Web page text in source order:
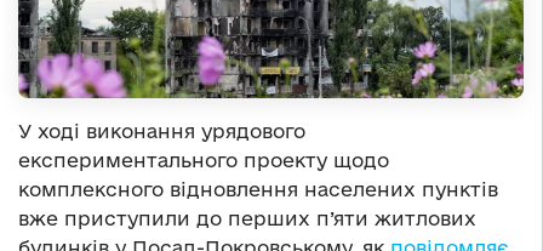
У ході виконання урядового
експериментального проекту щодо
комплексного відновлення населених пунктів
вже приступили до перших п’яти житлових